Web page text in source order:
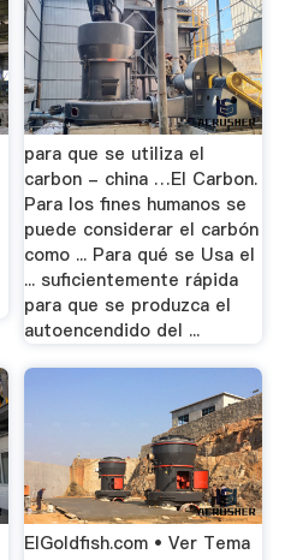
para que se utiliza el
carbon - china …El Carbon.
Para los fines humanos se
puede considerar el carbón
como ... Para qué se Usa el
... suficientemente rápida
para que se produzca el
autoencendido del ...
ElGoldfish.com • Ver Tema